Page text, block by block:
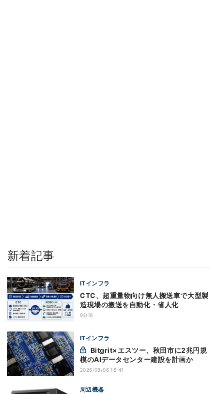
新着記事
ITインフラ
CTC、超重量物向け無人搬送車で大型製
造現場の搬送を自動化・省人化
9分前
ITインフラ
模のAIデータセンター建設を計画か
2026/08/06 16:41
周辺機器